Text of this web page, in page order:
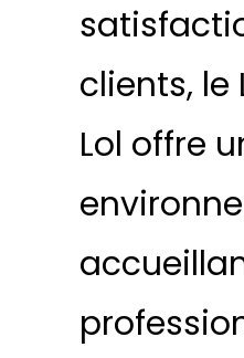
clients, le
Lol offre